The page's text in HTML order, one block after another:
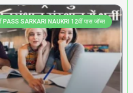
PASS SARKARI NAUKRI 12वीं पास जॉब्स